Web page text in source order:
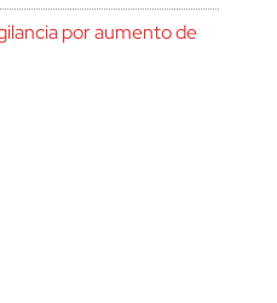
por aumento de